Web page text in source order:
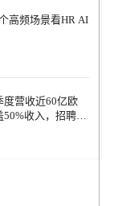
的 Z 世代和46%
兴起也吸引了年
由职业者表示他们
十分之九（91%）
职业
高频场景看HR AI
度营收近60亿欧
收入，招聘服